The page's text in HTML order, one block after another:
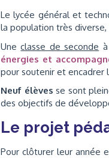
Le lycée général et
la population très
Uneclasse de seconde
énergies et
pour soutenir et encadrer
Neuf élèves se sont
des objectifs de
Le projet
Pour clôturer leur année